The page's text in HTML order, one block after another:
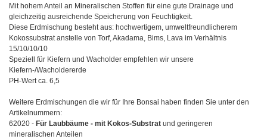
Mit hohem Anteil an Mineralischen Stoffen für eine gute Drainage und
gleichzeitig ausreichende Speicherung von Feuchtigkeit.
Diese Erdmischung besteht aus: hochwertigem, umweltfreundlicherem
Kokossubstrat anstelle von Torf, Akadama, Bims, Lava im Verhältnis
15/10/10/10
Speziell für Kiefern und Wacholder empfehlen wir unsere
Kiefern-/Wacholdererde
PH-Wert ca. 6,5
Weitere Erdmischungen die wir für Ihre Bonsai haben finden Sie unter den
Artikelnummern:
62020 - Für Laubbäume - mit Kokos-Substrat und geringeren
mineralischen Anteilen